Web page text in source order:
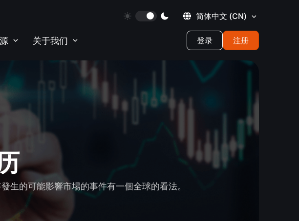
简体中文 (CN)
关于我们 登录 注册
生的可能影響市場的事件有一個全球的看法。